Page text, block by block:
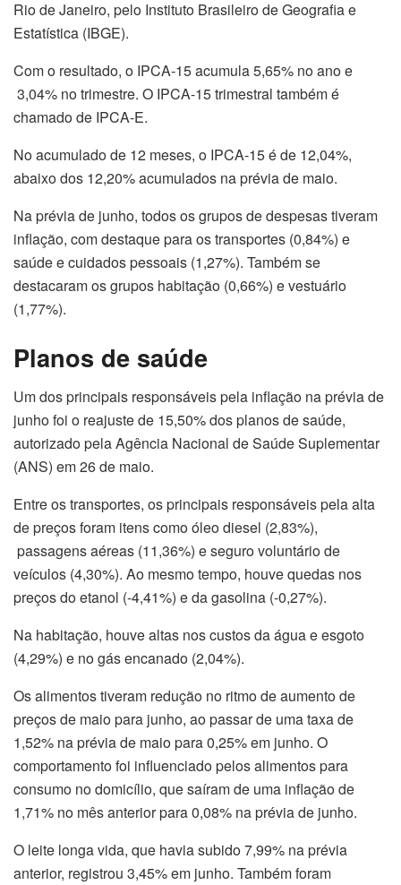
Rio de Janeiro, pelo Instituto Brasileiro de Geografia e
Estatística (IBGE).
Com o resultado, o IPCA-15 acumula 5,65% no ano e
3,04% no trimestre. O IPCA-15 trimestral também é
chamado de IPCA-E.
No acumulado de 12 meses, o IPCA-15 é de 12,04%,
abaixo dos 12,20% acumulados na prévia de maio.
Na prévia de junho, todos os grupos de despesas tiveram
inflação, com destaque para os transportes (0,84%) e
saúde e cuidados pessoais (1,27%). Também se
destacaram os grupos habitação (0,66%) e vestuário
(1,77%).
Planos de saúde
Um dos principais responsáveis pela inflação na prévia de
junho foi o reajuste de 15,50% dos planos de saúde,
autorizado pela Agência Nacional de Saúde Suplementar
(ANS) em 26 de maio.
Entre os transportes, os principais responsáveis pela alta
de preços foram itens como óleo diesel (2,83%),
passagens aéreas (11,36%) e seguro voluntário de
veículos (4,30%). Ao mesmo tempo, houve quedas nos
preços do etanol (-4,41%) e da gasolina (-0,27%).
Na habitação, houve altas nos custos da água e esgoto
(4,29%) e no gás encanado (2,04%).
Os alimentos tiveram redução no ritmo de aumento de
preços de maio para junho, ao passar de uma taxa de
1,52% na prévia de maio para 0,25% em junho. O
comportamento foi influenciado pelos alimentos para
consumo no domicílio, que saíram de uma inflação de
1,71% no mês anterior para 0,08% na prévia de junho.
O leite longa vida, que havia subido 7,99% na prévia
anterior, registrou 3,45% em junho. Também foram